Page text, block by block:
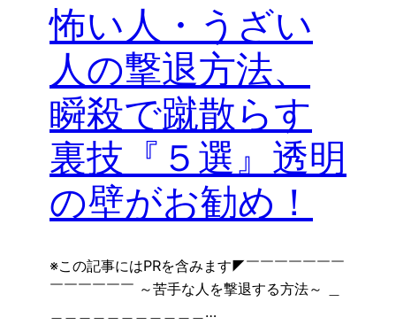
怖い人・うざい
人の撃退方法、
瞬殺で蹴散らす
裏技『５選』透明
の壁がお勧め！
※この記事にはPRを含みます◤￣￣￣￣￣￣￣
￣￣￣￣￣￣ ～苦手な人を撃退する方法～ ＿
＿＿＿＿＿＿＿＿＿＿＿…